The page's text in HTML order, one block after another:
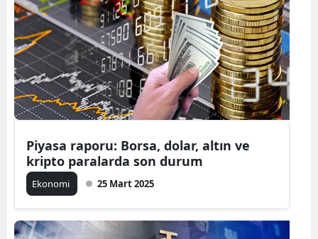
Piyasa raporu: Borsa, dolar, altın ve
kripto paralarda son durum
Ekonomi 25 Mart 2025